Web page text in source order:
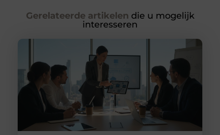
Gerelateerde artikelen die u mogelijk
interesseren